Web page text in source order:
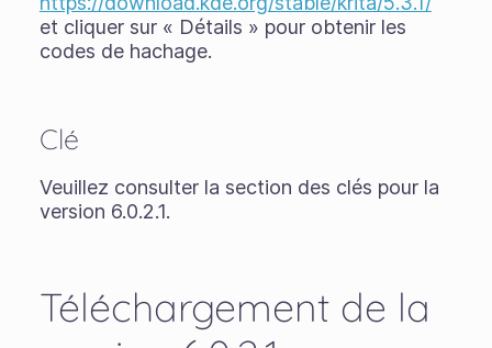
et cliquer sur « Détails » pour obtenir les
codes de hachage.
Clé
Veuillez consulter la section des clés pour la
version 6.0.2.1.
Téléchargement de la